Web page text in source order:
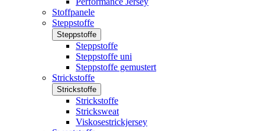
Stoffpanele
Steppstoffe
Steppstoffe
Steppstoffe
Steppstoffe uni
Steppstoffe gemustert
Strickstoffe
Strickstoffe
Strickstoffe
Stricksweat
Viskosestrickjersey